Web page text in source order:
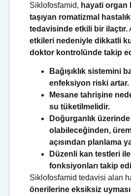
Siklofosfamid, hayati organ
taşıyan romatizmal
tedavisinde etkili bir ilaçtır.
etkileri nedeniyle dikkatli
doktor kontrolünde takip
Bağışıklık sistemini
enfeksiyon riski artar.
Mesane tahrişine
su tüketilmelidir.
Doğurganlık
olabileceğinden,
açısından planlama
Düzenli kan testleri
fonksiyonları takip
Siklofosfamid tedavisi alan
önerilerine eksiksiz